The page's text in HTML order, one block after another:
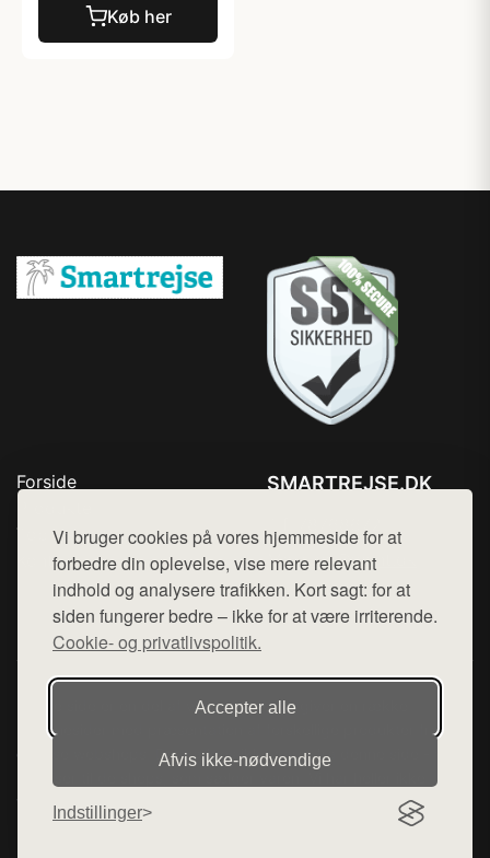
Vi bruger cookies på vores hjemmeside for at
forbedre din oplevelse, vise mere relevant
indhold og analysere trafikken. Kort sagt: for at
siden fungerer bedre – ikke for at være irriterende.
Cookie- og privatlivspolitik.
Accepter alle
Afvis ikke‑nødvendige
Indstillinger
Køb her
Forside
Top Rabatter
Kontakt
SMARTREJSE.DK
Mail: hej@want.dk
Cookie- og privatlivspolitik
Denne side er en del af want.dk, der udgiver en række
hjemmesider med præsentation af forskellige produkter fra
diverse webshops. Der sælges ikke varer fra denne side - vi
henviser til de shops, som sælger varen. Vi har heller ikke
varerne på lager.